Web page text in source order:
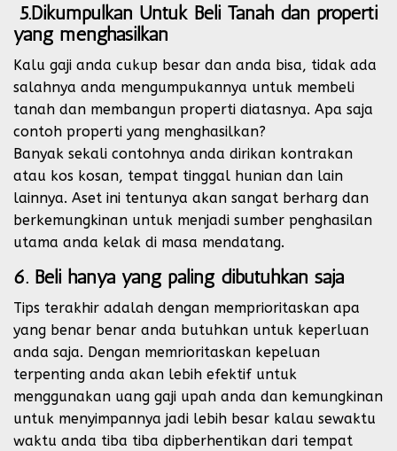
5.Dikumpulkan Untuk Beli Tanah dan properti
yang menghasilkan
Kalu gaji anda cukup besar dan anda bisa, tidak ada
salahnya anda mengumpukannya untuk membeli
tanah dan membangun properti diatasnya. Apa saja
contoh properti yang menghasilkan?
Banyak sekali contohnya anda dirikan kontrakan
atau kos kosan, tempat tinggal hunian dan lain
lainnya. Aset ini tentunya akan sangat berharg dan
berkemungkinan untuk menjadi sumber penghasilan
utama anda kelak di masa mendatang.
6. Beli hanya yang paling dibutuhkan saja
Tips terakhir adalah dengan memprioritaskan apa
yang benar benar anda butuhkan untuk keperluan
anda saja. Dengan memrioritaskan kepeluan
terpenting anda akan lebih efektif untuk
menggunakan uang gaji upah anda dan kemungkinan
untuk menyimpannya jadi lebih besar kalau sewaktu
waktu anda tiba tiba dipberhentikan dari tempat